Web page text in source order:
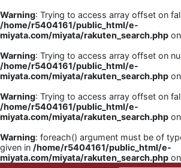
Warning: Trying to access array offset on
/home/r5404161/public_html/e-
miyata.com/miyata/rakuten_search.php
Warning: Trying to access array offset on
/home/r5404161/public_html/e-
miyata.com/miyata/rakuten_search.php
Warning: Trying to access array offset on
/home/r5404161/public_html/e-
miyata.com/miyata/rakuten_search.php
Warning: foreach() argument must be of
given in /home/r5404161/public_html/e-
miyata.com/miyata/rakuten_search.php